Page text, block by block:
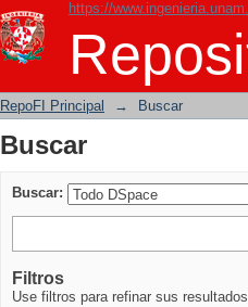
https://
Buscar
RepoFI Principal → Buscar
Buscar
Buscar:
Filtros
Use filtros para refinar sus